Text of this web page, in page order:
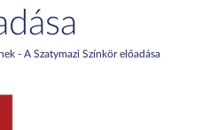
- A Szatymazi Színkör előadása